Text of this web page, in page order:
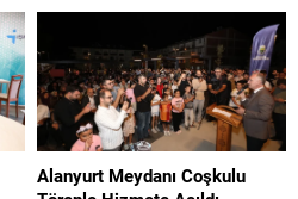
Alanyurt Meydanı Coşkulu